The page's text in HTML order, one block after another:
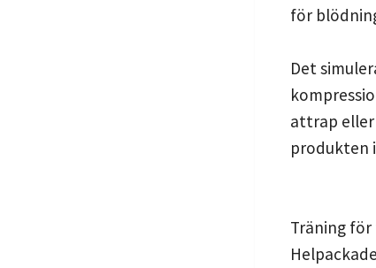
för
Det
attrap eller
produkten
Träning